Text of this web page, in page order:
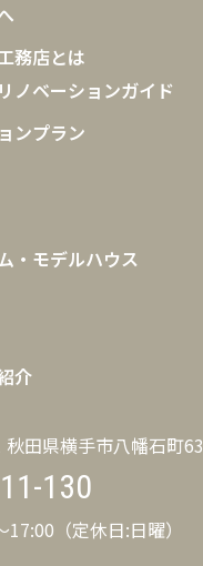
務店とは
ノベーションガイド
ンプラン
・モデルハウス
介
秋田県横手市八幡石町63
130
（定休日:日曜）